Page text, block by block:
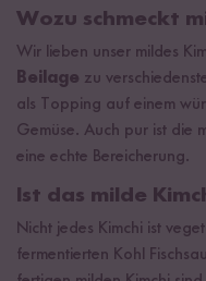
Wozu schmeckt
Wir lieben unser mildes
Beilage zu
als Topping auf einem
Gemüse. Auch pur ist die
eine echte Bereicherung.
Ist das milde
Nicht jedes Kimchi ist
fermentierten Kohl